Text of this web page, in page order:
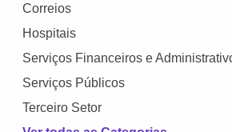
Correios
Hospitais
Serviços Financeiros e
Serviços Públicos
Terceiro Setor